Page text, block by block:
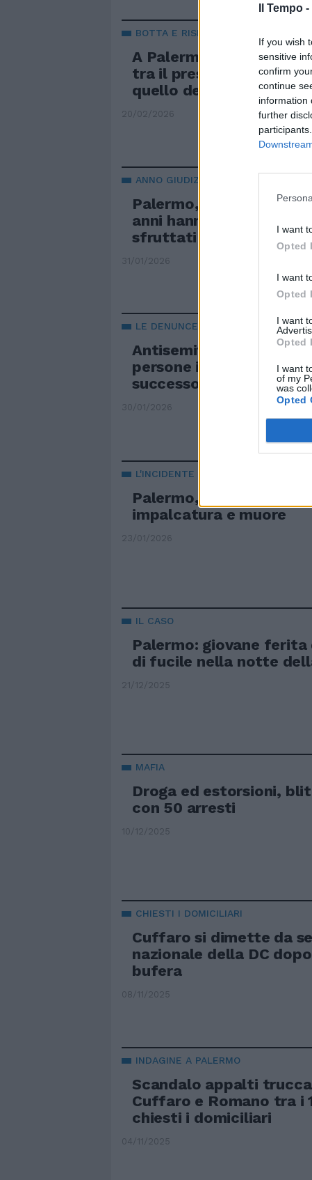
Il Tempo -
If you wish
sensitive
confirm
continue
information
further
I want
Opted
I want
Opted
I want
Opted
I want
of my
was
Opted
BOTTA E RISPOSTA
A Palermo scontro sul
tra il presidente degli
quello del Tribunale
20/02/2026
ANNO GIUDIZIARIO
Palermo, la Procura:
anni hanno pistole vere.
sfruttati dalla mafia"
31/01/2026
LE DENUNCE
Antisemitismo a
persone indagate dalla
successo
30/01/2026
L'INCIDENTE
Palermo, operaio cade
impalcatura e muore
23/01/2026
IL CASO
Palermo: giovane ferita
di fucile nella notte
21/12/2025
MAFIA
Droga ed estorsioni,
con 50 arresti
10/12/2025
CHIESTI I DOMICILIARI
Cuffaro si dimette da
nazionale della DC
bufera
08/11/2025
INDAGINE A PALERMO
Scandalo appalti
Cuffaro e Romano tra i
chiesti i domiciliari
04/11/2025